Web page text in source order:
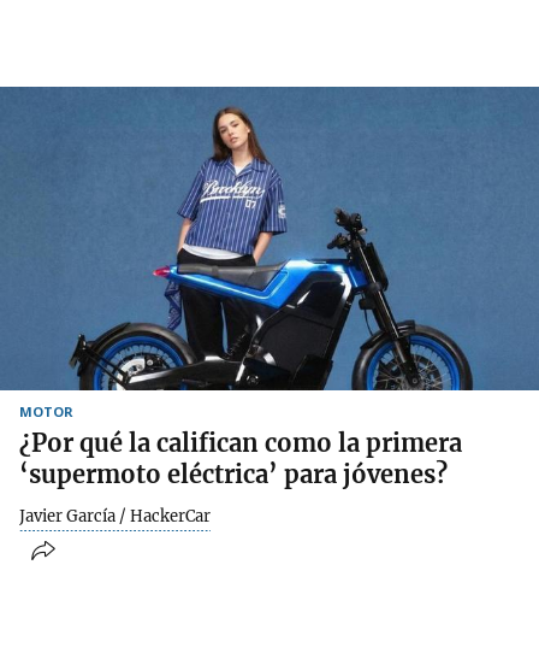
MOTOR
¿Por qué la califican como la primera
‘supermoto eléctrica’ para jóvenes?
Javier García / HackerCar